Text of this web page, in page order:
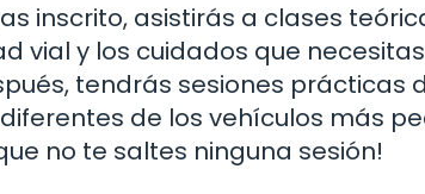
inscrito, asistirás a clases
vial y los cuidados que
tendrás sesiones
de los vehículos más
no te saltes ninguna sesión!